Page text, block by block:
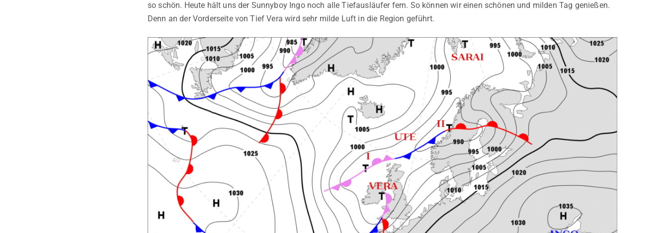
so schön. Heute hält uns der Sunnyboy Ingo noch alle Tiefausläufer fern. So können wir einen schönen und milden Tag genießen.
Denn an der Vorderseite von Tief Vera wird sehr milde Luft in die Region geführt.